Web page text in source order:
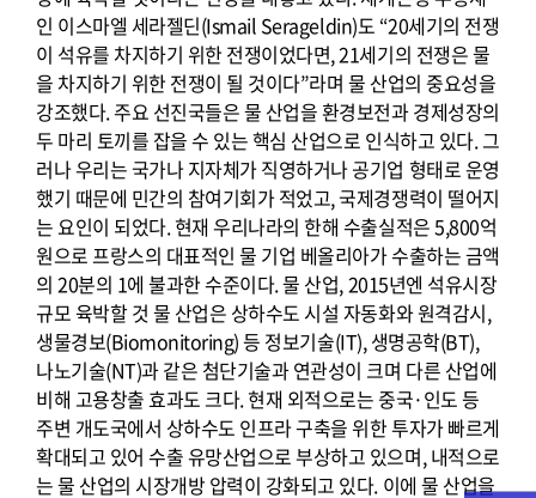
인 이스마엘 세라젤딘(Ismail Serageldin)도 “20세기의 전쟁
이 석유를 차지하기 위한 전쟁이었다면, 21세기의 전쟁은 물
을 차지하기 위한 전쟁이 될 것이다”라며 물 산업의 중요성을
강조했다. 주요 선진국들은 물 산업을 환경보전과 경제성장의
두 마리 토끼를 잡을 수 있는 핵심 산업으로 인식하고 있다. 그
러나 우리는 국가나 지자체가 직영하거나 공기업 형태로 운영
했기 때문에 민간의 참여기회가 적었고, 국제경쟁력이 떨어지
는 요인이 되었다. 현재 우리나라의 한해 수출실적은 5,800억
원으로 프랑스의 대표적인 물 기업 베올리아가 수출하는 금액
의 20분의 1에 불과한 수준이다. 물 산업, 2015년엔 석유시장
규모 육박할 것 물 산업은 상하수도 시설 자동화와 원격감시,
생물경보(Biomonitoring) 등 정보기술(IT), 생명공학(BT),
나노기술(NT)과 같은 첨단기술과 연관성이 크며 다른 산업에
비해 고용창출 효과도 크다. 현재 외적으로는 중국·인도 등
주변 개도국에서 상하수도 인프라 구축을 위한 투자가 빠르게
확대되고 있어 수출 유망산업으로 부상하고 있으며, 내적으로
는 물 산업의 시장개방 압력이 강화되고 있다. 이에 물 산업을